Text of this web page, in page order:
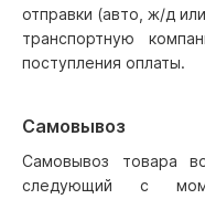
отправки (авто, ж/д
транспортную
поступления оплаты.
Самовывоз
Самовывоз товара
следующий с